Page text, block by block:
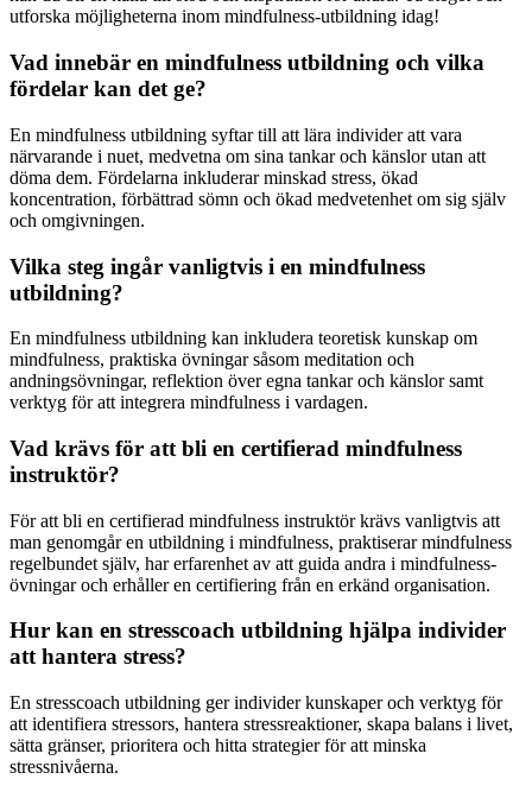
utforska möjligheterna inom mindfulness-utbildning idag!
Vad innebär en mindfulness utbildning och vilka
fördelar kan det ge?
En mindfulness utbildning syftar till att lära individer att vara
närvarande i nuet, medvetna om sina tankar och känslor utan att
döma dem. Fördelarna inkluderar minskad stress, ökad
koncentration, förbättrad sömn och ökad medvetenhet om sig själv
och omgivningen.
Vilka steg ingår vanligtvis i en mindfulness
utbildning?
En mindfulness utbildning kan inkludera teoretisk kunskap om
mindfulness, praktiska övningar såsom meditation och
andningsövningar, reflektion över egna tankar och känslor samt
verktyg för att integrera mindfulness i vardagen.
Vad krävs för att bli en certifierad mindfulness
instruktör?
För att bli en certifierad mindfulness instruktör krävs vanligtvis att
man genomgår en utbildning i mindfulness, praktiserar mindfulness
regelbundet själv, har erfarenhet av att guida andra i mindfulness-
övningar och erhåller en certifiering från en erkänd organisation.
Hur kan en stresscoach utbildning hjälpa individer
att hantera stress?
En stresscoach utbildning ger individer kunskaper och verktyg för
att identifiera stressors, hantera stressreaktioner, skapa balans i livet,
sätta gränser, prioritera och hitta strategier för att minska
stressnivåerna.